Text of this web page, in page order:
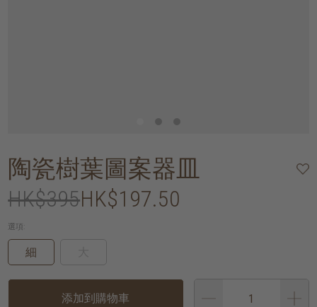
陶瓷樹葉圖案器皿
HK$395HK$197.50
選項:
細
添加到購物車